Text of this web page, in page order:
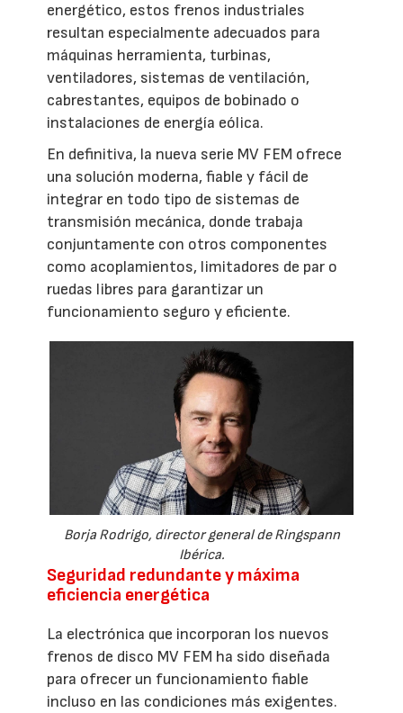
energético, estos frenos industriales
resultan especialmente adecuados para
máquinas herramienta, turbinas,
ventiladores, sistemas de ventilación,
cabrestantes, equipos de bobinado o
instalaciones de energía eólica.
En definitiva, la nueva serie MV FEM ofrece
una solución moderna, fiable y fácil de
integrar en todo tipo de sistemas de
transmisión mecánica, donde trabaja
conjuntamente con otros componentes
como acoplamientos, limitadores de par o
ruedas libres para garantizar un
funcionamiento seguro y eficiente.
Borja Rodrigo, director general de Ringspann
Ibérica.
Seguridad redundante y máxima
eficiencia energética
La electrónica que incorporan los nuevos
frenos de disco MV FEM ha sido diseñada
para ofrecer un funcionamiento fiable
incluso en las condiciones más exigentes.